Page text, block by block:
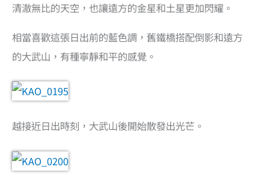
清澈無比的天空，也讓遠方的金星和土星更加閃耀。
相當喜歡這張日出前的藍色調，舊鐵橋搭配倒影和遠方
的大武山，有種寧靜和平的感覺。
越接近日出時刻，大武山後開始散發出光芒。